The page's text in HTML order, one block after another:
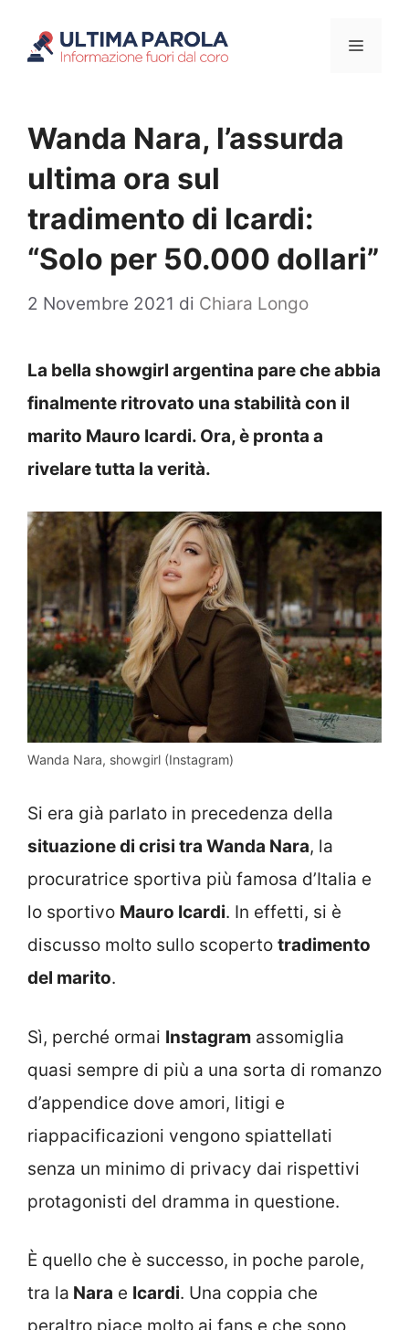
Menu
Wanda Nara, l’assurda
ultima ora sul
tradimento di Icardi:
“Solo per 50.000 dollari”
2 Novembre 2021 di Chiara Longo
La bella showgirl argentina pare che abbia
finalmente ritrovato una stabilità con il
marito Mauro Icardi. Ora, è pronta a
rivelare tutta la verità.
Wanda Nara, showgirl (Instagram)
Si era già parlato in precedenza della
situazione di crisi tra Wanda Nara, la
procuratrice sportiva più famosa d’Italia e
lo sportivo Mauro Icardi. In effetti, si è
discusso molto sullo scoperto tradimento
del marito.
Sì, perché ormai Instagram assomiglia
quasi sempre di più a una sorta di romanzo
d’appendice dove amori, litigi e
riappacificazioni vengono spiattellati
senza un minimo di privacy dai rispettivi
protagonisti del dramma in questione.
È quello che è successo, in poche parole,
tra la Nara e Icardi. Una coppia che